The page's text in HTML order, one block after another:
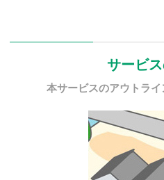
サービ
本サービスのアウトラ